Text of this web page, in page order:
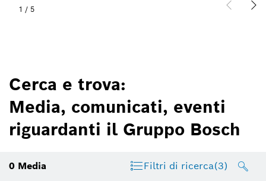
1 / 5
Cerca e trova:
Media, comunicati, eventi
riguardanti il Gruppo Bosch
0 Media Filtri di ricerca(3)